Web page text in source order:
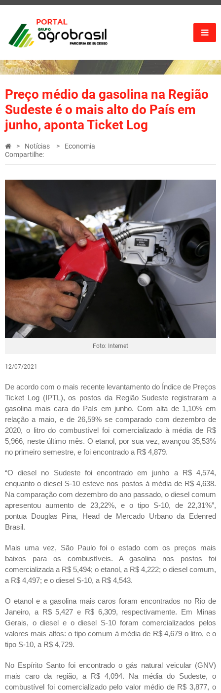
Preço médio da gasolina na Região
Sudeste é o mais alto do País em
junho, aponta Ticket Log
Notícias
Economia
Compartilhe:
Foto: Internet
12/07/2021
De acordo com o mais recente levantamento do Índice de Preços
Ticket Log (IPTL), os postos da Região Sudeste registraram a
gasolina mais cara do País em junho. Com alta de 1,10% em
relação a maio, e de 26,59% se comparado com dezembro de
2020, o litro do combustível foi comercializado à média de R$
5,966, neste último mês. O etanol, por sua vez, avançou 35,53%
no primeiro semestre, e foi encontrado a R$ 4,879.
“O diesel no Sudeste foi encontrado em junho a R$ 4,574,
enquanto o diesel S-10 esteve nos postos à média de R$ 4,638.
Na comparação com dezembro do ano passado, o diesel comum
apresentou aumento de 23,22%, e o tipo S-10, de 22,31%”,
pontua Douglas Pina, Headde Mercado Urbano da Edenred
Brasil.
Mais uma vez, São Paulo foi o estado com os preços mais
baixos para os combustíveis. A gasolina nos postos foi
comercializada a R$ 5,494; o etanol, a R$ 4,222; o diesel comum,
a R$ 4,497; e o diesel S-10, a R$ 4,543.
O etanol e a gasolina mais caros foram encontrados no Rio de
Janeiro, a R$ 5,427 e R$ 6,309, respectivamente. Em Minas
Gerais, o diesel e o diesel S-10 foram comercializados pelos
valores mais altos: o tipo comum à média de R$ 4,679 o litro, e o
tipo S-10, a R$ 4,729.
No Espírito Santo foi encontrado o gás natural veicular (GNV)
mais caro da região, a R$ 4,094. Na média do Sudeste, o
combustível foi comercializado pelo valor médio de R$ 3,877, o